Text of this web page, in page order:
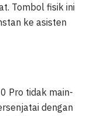
Tombol fisik ini
ke asisten
Pro tidak main-
dengan